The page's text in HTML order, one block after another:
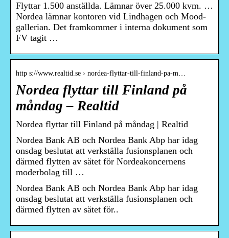
Flyttar 1.500 anställda. Lämnar över 25.000 kvm. …
Nordea lämnar kontoren vid Lindhagen och Mood-
gallerian. Det framkommer i interna dokument som
FV tagit …
http s://www.realtid.se › nordea-flyttar-till-finland-pa-m…
Nordea flyttar till Finland på
måndag – Realtid
Nordea flyttar till Finland på måndag | Realtid
Nordea Bank AB och Nordea Bank Abp har idag
onsdag beslutat att verkställa fusionsplanen och
därmed flytten av sätet för Nordeakoncernens
moderbolag till …
Nordea Bank AB och Nordea Bank Abp har idag
onsdag beslutat att verkställa fusionsplanen och
därmed flytten av sätet för..